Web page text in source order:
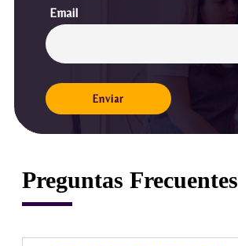
Email
Preguntas Frecuentes